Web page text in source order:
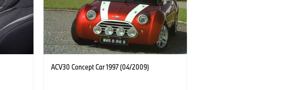
ACV30 Concept Car 1997 (04/2009)